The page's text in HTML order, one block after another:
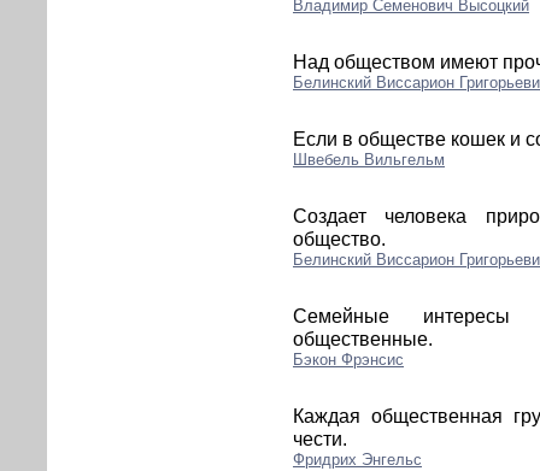
Владимир Семенович Высоцкий
Над обществом имеют
Белинский Виссарион
Если в обществе кошек и
Швебель Вильгельм
Создает человека
общество.
Белинский Виссарион
Семейные интересы
общественные.
Бэкон Фрэнсис
Каждая общественная
чести.
Фридрих Энгельс